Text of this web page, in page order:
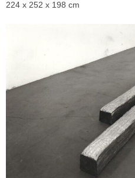
224 x 252 x 198 cm